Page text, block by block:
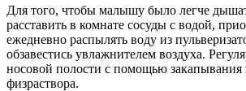
Для того, чтобы малышу было легче
расставить в комнате сосуды с водой,
ежедневно распылять воду из
обзавестись увлажнителем воздуха.
носовой полости с помощью закапывания
физраствора.